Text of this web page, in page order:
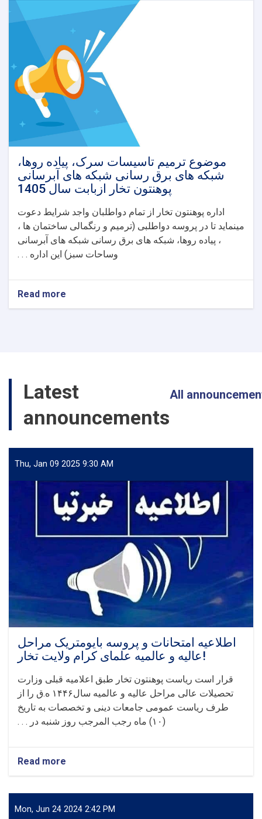
موضوع ترمیم تاسیسات سرک، پیاده روها،
شبکه های برق رسانی شبکه های آبرسانی
پوهنتون تخار ازبابت سال 1405
اداره پوهنتون تخار از تمام دواطلبان واجد شرایط دعوت
مینماید تا در پروسه دواطلبی (ترمیم و رنگمالی ساختمان ها ،
، پیاده روها، شبکه های برق رسانی شبکه های آبرسانی
وساحات سبز) این اداره . . .
Read more
موضوع
های
برق
رسانی
شبکه
آبرسانی
پوهنتون
تخار
ازبابت
سال
1405
Latest
announcements
All
Thu, Jan 09 2025 9:30 AM
اطلاعیه امتحانات و پروسه بایومتریک مراحل
عالیه و عالمیه علمای کرام ولایت تخار!
قرار است ریاست پوهنتون تخار طبق اعلامیه قبلی وزارت
تحصیلات عالی مراحل عالیه و عالمیه سال۱۴۴۶ ه.ق را از
طرف ریاست عمومی جامعات دینی و تخصصات به تاریخ
(۱۰) ماه رجب المرجب روز شنبه در . . .
Read more
اطلاعیه
و
پروسه
Mon, Jun 24 2024 2:42 PM